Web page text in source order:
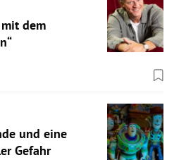
dem
und eine
Gefahr